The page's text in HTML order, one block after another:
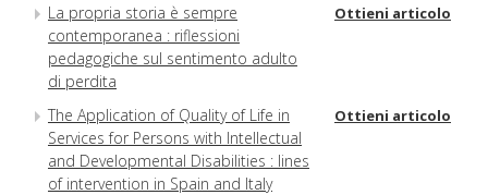
La propria storia è sempre
contemporanea : riflessioni
pedagogiche sul sentimento adulto
di perdita
Ottieni articolo
The Application of Quality of Life in
Services for Persons with Intellectual
and Developmental Disabilities : lines
of intervention in Spain and Italy
Ottieni articolo